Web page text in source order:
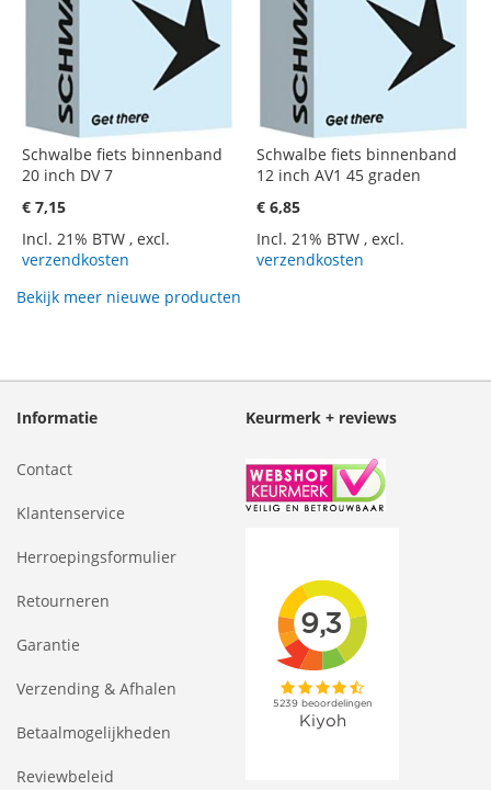
Schwalbe fiets binnenband
20 inch DV 7
€ 7,15
Incl. 21% BTW , excl.
verzendkosten
Schwalbe fiets binnenband
12 inch AV1 45 graden
€ 6,85
Incl. 21% BTW , excl.
verzendkosten
Bekijk meer nieuwe producten
Informatie
Contact
Klantenservice
Herroepingsformulier
Retourneren
Garantie
Verzending & Afhalen
Betaalmogelijkheden
Reviewbeleid
Keurmerk + reviews